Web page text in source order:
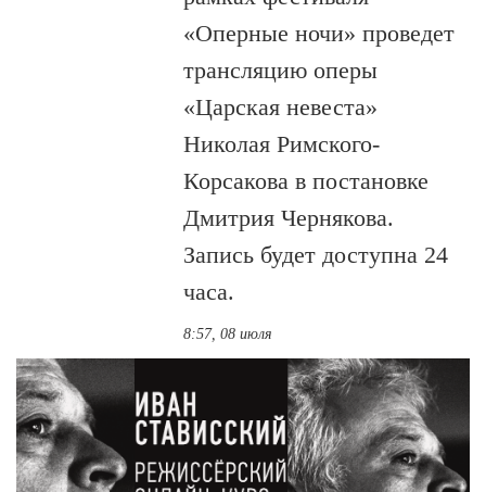
«Оперные ночи» проведет
трансляцию оперы
«Царская невеста»
Николая Римского-
Корсакова в постановке
Дмитрия Чернякова.
Запись будет доступна 24
часа.
8:57, 08 июля